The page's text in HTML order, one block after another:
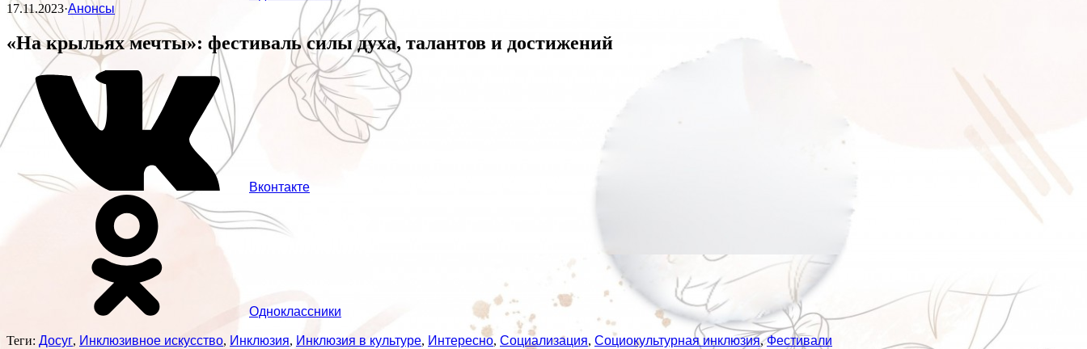
17.11.2023·Анонсы
«На крыльях мечты»: фестиваль силы духа, талантов и достижений
Вконтакте
Одноклассники
Теги: Досуг, Инклюзивное искусство, Инклюзия, Инклюзия в культуре, Интересно, Социализация, Социокультурная инклюзия,Фестивали